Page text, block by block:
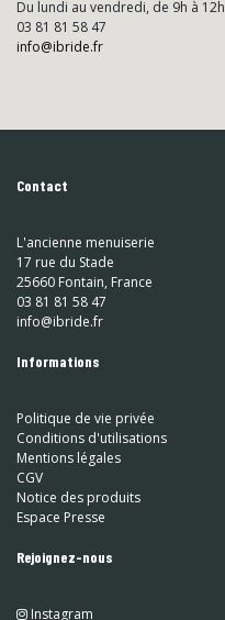
Du lundi au vendredi, de 9h à 12h
03 81 81 58 47
info@ibride.fr
Contact
L'ancienne menuiserie
17 rue du Stade
25660 Fontain, France
03 81 81 58 47
info@ibride.fr
Informations
Politique de vie privée
Conditions d'utilisations
Mentions légales
CGV
Notice des produits
Espace Presse
Rejoignez-nous
Instagram